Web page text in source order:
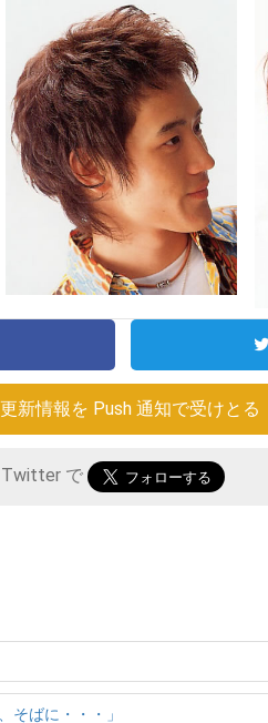
更新情報を Push 通知で受けとる
Twitter で
そばに・・・」